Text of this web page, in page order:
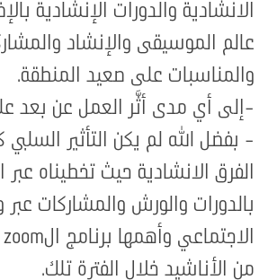
الانشادية والدورات الإنشادية
عالم الموسيقى والإنشاد
والمناسبات على صعيد المنطقة.
-إلى أي مدى أثَّر العمل عن بعد
- بفضل الله لم يكن التأثير
الفرق الانشادية حيث تخطيناه عبر
بالدورات والورش والمشاركات عبر
من الأناشيد خلال الفترة تلك.